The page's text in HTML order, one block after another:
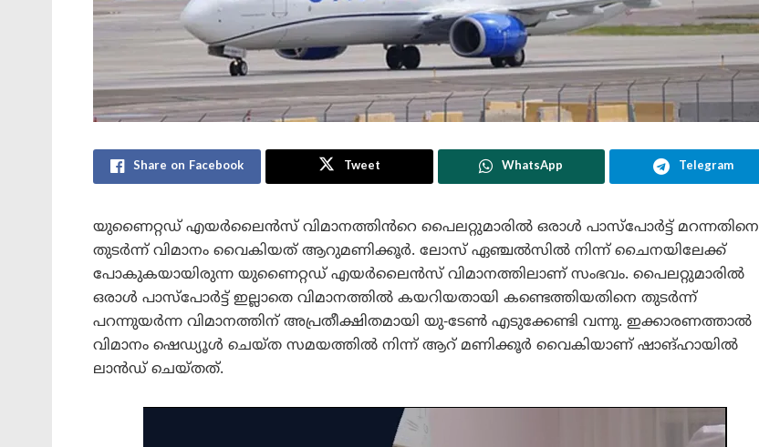
Share on Facebook Tweet WhatsApp Telegram
യുണൈറ്റഡ് എയർലൈൻസ് വിമാനത്തിൻറെ പൈലറ്റുമാരിൽ ഒരാൾ പാസ്പോർട്ട് മറന്നതിനെ
തുടർന്ന് വിമാനം വൈകിയത് ആറുമണിക്കൂർ. ലോസ് ഏഞ്ചൽസിൽ നിന്ന് ചൈനയിലേക്ക്
പോകുകയായിരുന്ന യുണൈറ്റഡ് എയർലൈൻസ് വിമാനത്തിലാണ് സംഭവം. പൈലറ്റുമാരിൽ
ഒരാൾ പാസ്‌പോർട്ട് ഇല്ലാതെ വിമാനത്തിൽ കയറിയതായി കണ്ടെത്തിയതിനെ തുടർന്ന്
പറന്നുയർന്ന വിമാനത്തിന് അപ്രതീക്ഷിതമായി യു-ടേൺ എടുക്കേണ്ടി വന്നു. ഇക്കാരണത്താൽ
വിമാനം ഷെഡ്യൂൾ ചെയ്ത സമയത്തിൽ നിന്ന് ആറ് മണിക്കൂർ വൈകിയാണ് ഷാങ്ഹായിൽ
ലാൻഡ് ചെയ്തത്.